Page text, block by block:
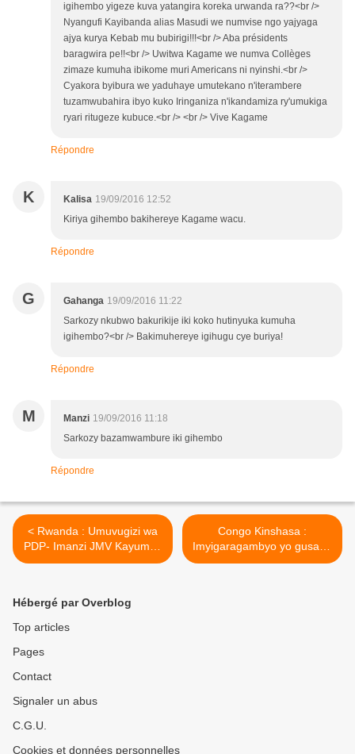
igihembo yigeze kuva yatangira koreka urwanda ra??<br />
Nyangufi Kayibanda alias Masudi we numvise ngo yajyaga
ajya kurya Kebab mu bubirigi!!!<br /> Aba présidents
baragwira pe!!<br /> Uwitwa Kagame we numva Collèges
zimaze kumuha ibikome muri Americans ni nyinshi.<br />
Cyakora byibura we yaduhaye umutekano n'iterambere
tuzamwubahira ibyo kuko Iringaniza n'ikandamiza ry'umukiga
ryari ritugeze kubuce.<br /> <br /> Vive Kagame
Répondre
K Kalisa 19/09/2016 12:52
Kiriya gihembo bakihereye Kagame wacu.
Répondre
G Gahanga 19/09/2016 11:22
Sarkozy nkubwo bakurikije iki koko hutinyuka kumuha
igihembo?<br /> Bakimuhereye igihugu cye buriya!
Répondre
M Manzi 19/09/2016 11:18
Sarkozy bazamwambure iki gihembo
Répondre
< Rwanda : Umuvugizi wa
PDP- Imanzi JMV Kayumba
yashyizwe mu buroko
ry’Amerika (VOA) !
Congo Kinshasa :
Imyigaragambyo yo gusaba
Kabila kurekura ubutegetsi
Hébergé par Overblog
Top articles
Pages
Contact
Signaler un abus
C.G.U.
Cookies et données personnelles